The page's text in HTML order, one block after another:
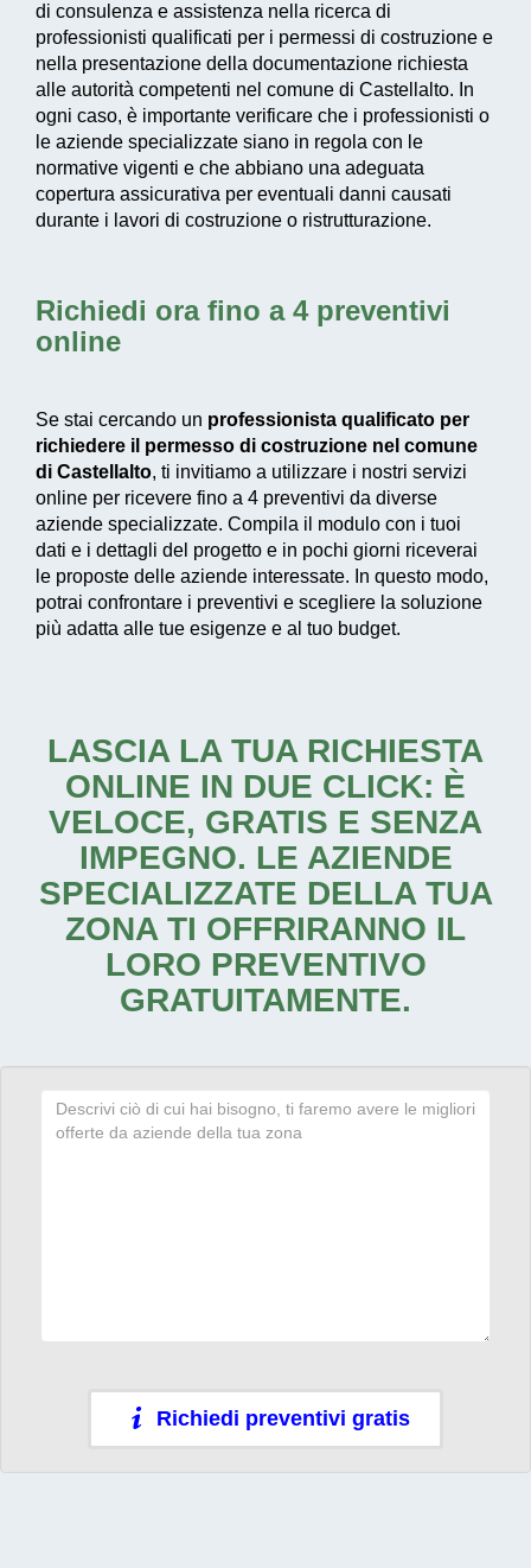
di consulenza e assistenza nella ricerca di
professionisti qualificati per i permessi di costruzione e
nella presentazione della documentazione richiesta
alle autorità competenti nel comune di Castellalto. In
ogni caso, è importante verificare che i professionisti o
le aziende specializzate siano in regola con le
normative vigenti e che abbiano una adeguata
copertura assicurativa per eventuali danni causati
durante i lavori di costruzione o ristrutturazione.
Richiedi ora fino a 4 preventivi
online
Se stai cercando un professionista qualificato per
richiedere il permesso di costruzione nel comune
di Castellalto, ti invitiamo a utilizzare i nostri servizi
online per ricevere fino a 4 preventivi da diverse
aziende specializzate. Compila il modulo con i tuoi
dati e i dettagli del progetto e in pochi giorni riceverai
le proposte delle aziende interessate. In questo modo,
potrai confrontare i preventivi e scegliere la soluzione
più adatta alle tue esigenze e al tuo budget.
LASCIA LA TUA RICHIESTA
ONLINE IN DUE CLICK: È
VELOCE, GRATIS E SENZA
IMPEGNO. LE AZIENDE
SPECIALIZZATE DELLA TUA
ZONA TI OFFRIRANNO IL
LORO PREVENTIVO
GRATUITAMENTE.
Richiedi preventivi gratis